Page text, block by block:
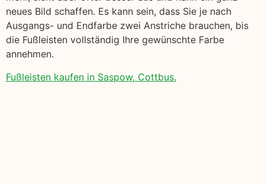
neues Bild schaffen. Es kann sein, dass Sie je nach
Ausgangs- und Endfarbe zwei Anstriche brauchen, bis
die Fußleisten vollständig Ihre gewünschte Farbe
annehmen.
Fußleisten kaufen in Saspow, Cottbus.